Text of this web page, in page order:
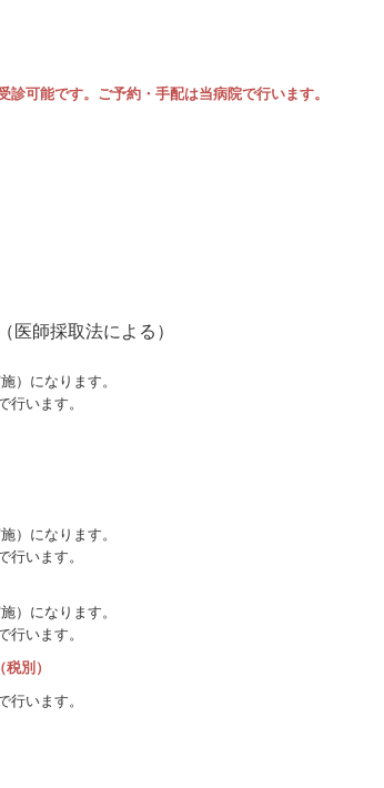
可能です。ご予約・手配は当病院で行います。
医師採取法による）
）になります。
行います。
）になります。
行います。
）になります。
行います。
税別）
行います。